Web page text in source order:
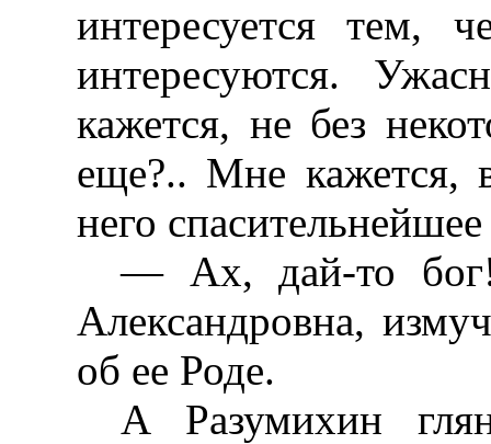
интересуется тем,
интересуются.
кажется, не без
еще?.. Мне кажется,
него
— Ах, дай-то
Александровна,
об ее Роде.
А Разумихин